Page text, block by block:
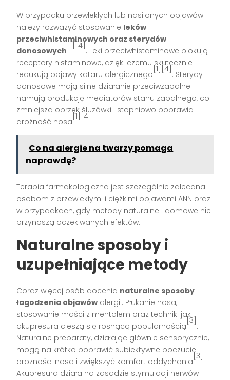
W przypadku przewlekłych lub nasilonych objawów
należy rozważyć stosowanie leków
przeciwhistaminowych oraz sterydów
donosowych
[1][4]
. Leki przeciwhistaminowe blokują
receptory histaminowe, dzięki czemu skutecznie
redukują objawy kataru alergicznego
[1][4]
. Sterydy
donosowe mają silne działanie przeciwzapalne –
hamują produkcję mediatorów stanu zapalnego, co
zmniejsza obrzęk śluzówki i stopniowo poprawia
drożność nosa
[1][4]
.
Co na alergie na twarzy pomaga
naprawdę?
Terapia farmakologiczna jest szczególnie zalecana
osobom z przewlekłymi i ciężkimi objawami ANN oraz
w przypadkach, gdy metody naturalne i domowe nie
przynoszą oczekiwanych efektów.
Naturalne sposoby i
uzupełniające metody
Coraz więcej osób docenia naturalne sposoby
łagodzenia objawów alergii. Płukanie nosa,
stosowanie maści z mentolem oraz techniki jak
akupresura cieszą się rosnącą popularnością
[3]
.
Naturalne preparaty, działając głównie sensorycznie,
mogą na krótko poprawić subiektywne poczucie
drożności nosa i zwiększyć komfort oddychania
[3]
.
Akupresura działa na zasadzie stymulacji nerwów